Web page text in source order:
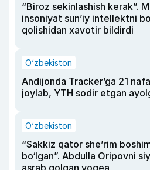
“Biroz sekinlashish kerak”.
insoniyat sun’iy intellektni
qolishidan xavotir bildirdi
O‘zbekiston
Andijonda Tracker’ga 21
joylab, YTH sodir etgan
O‘zbekiston
“Sakkiz qator she’rim
bo‘lgan”. Abdulla Oripovni
asrab qolgan voqea